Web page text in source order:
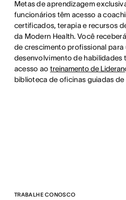
Metas de aprendizagem
funcionários têm acesso a
certificados, terapia e recursos
da Modern Health. Você
de crescimento profissional para
desenvolvimento de habilidades
acesso ao treinamento de
biblioteca de oficinas guiadas
TRABALHE CONOSCO